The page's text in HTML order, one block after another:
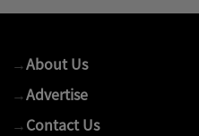
→About Us
→Advertise
→Contact Us